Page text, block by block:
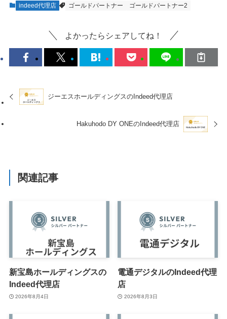
indeed代理店 ゴールドパートナー ゴールドパートナー2
よかったらシェアしてね！
ジーエスホールディングスのIndeed代理店
Hakuhodo DY ONEのIndeed代理店
関連記事
新宝島ホールディングスの
Indeed代理店
2026年8月4日
電通デジタルのIndeed代理
店
2026年8月3日